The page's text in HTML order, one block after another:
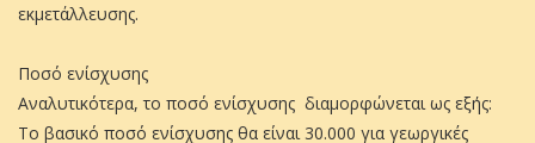
εκµετάλλευσης.
Ποσό ενίσχυσης
Αναλυτικότερα, το ποσό ενίσχυσης διαµορφώνεται ως εξής:
Το βασικό ποσό ενίσχυσης θα είναι 30.000 για γεωργικές